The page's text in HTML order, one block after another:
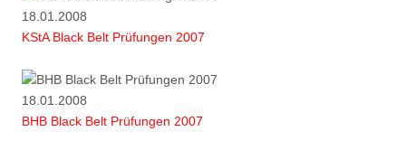
18.01.2008
KStA Black Belt Prüfungen 2007
18.01.2008
BHB Black Belt Prüfungen 2007